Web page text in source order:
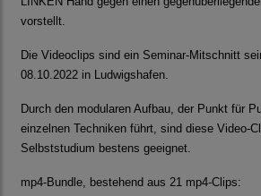
vorstellt.
Die Videoclips sind ein Seminar-Mitschnitt
08.10.2022 in Ludwigshafen.
Durch den modularen Aufbau, der Punkt für
einzelnen Techniken führt, sind diese Video-
Selbststudium bestens geeignet.
mp4-Bundle, bestehend aus 21 mp4-Clips: